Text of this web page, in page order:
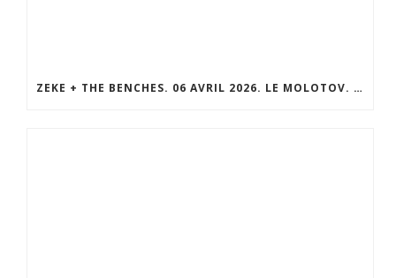
ZEKE + THE BENCHES. 06 AVRIL 2026. LE MOLOTOV. MARSEILLE